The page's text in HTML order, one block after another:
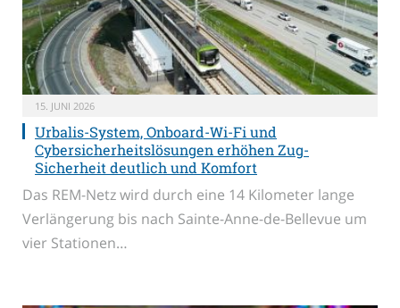
15. JUNI 2026
Urbalis-System, Onboard-Wi-Fi und
Cybersicherheitslösungen erhöhen Zug-
Sicherheit deutlich und Komfort
Das REM-Netz wird durch eine 14 Kilometer lange
Verlängerung bis nach Sainte-Anne-de-Bellevue um
vier Stationen…